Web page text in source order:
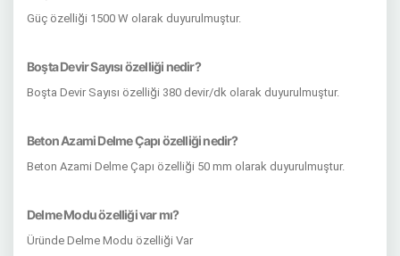
Güç özelliği 1500 W olarak duyurulmuştur.
Boşta Devir Sayısı özelliği nedir?
Boşta Devir Sayısı özelliği 380 devir/dk olarak duyurulmuştur.
Beton Azami Delme Çapı özelliği nedir?
Beton Azami Delme Çapı özelliği 50 mm olarak duyurulmuştur.
Delme Modu özelliği var mı?
Üründe Delme Modu özelliği Var